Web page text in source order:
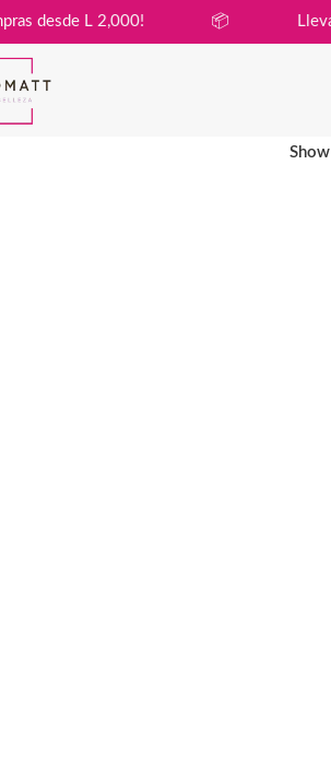
compras desde L 2,000!
Show